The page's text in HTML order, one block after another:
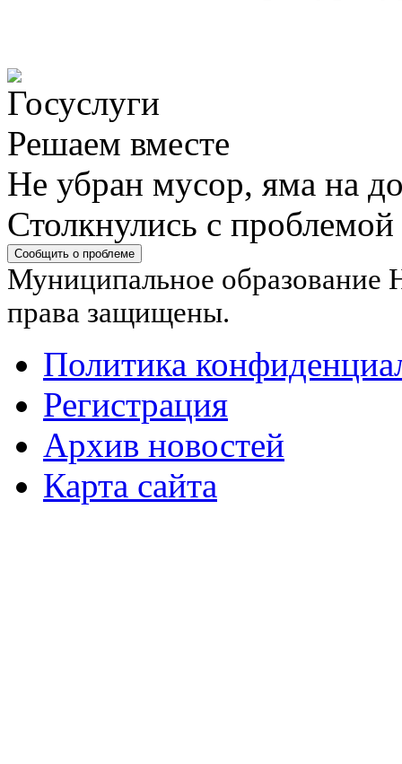
Решаем вместе
Не убран мусор, яма на
Столкнулись с
Сообщить о проблеме
Муниципальное образование
права защищены.
Политика
Регистрация
Архив новостей
Карта сайта